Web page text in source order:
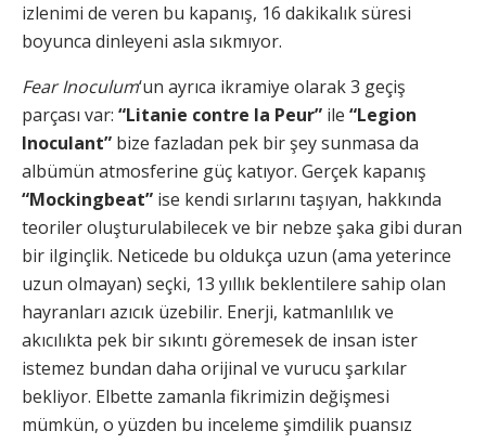
izlenimi de veren bu kapanış, 16 dakikalık süresi
boyunca dinleyeni asla sıkmıyor.
Fear Inoculum‘un ayrıca ikramiye olarak 3 geçiş
parçası var: “Litanie contre la Peur” ile “Legion
Inoculant” bize fazladan pek bir şey sunmasa da
albümün atmosferine güç katıyor. Gerçek kapanış
“Mockingbeat” ise kendi sırlarını taşıyan, hakkında
teoriler oluşturulabilecek ve bir nebze şaka gibi duran
bir ilginçlik. Neticede bu oldukça uzun (ama yeterince
uzun olmayan) seçki, 13 yıllık beklentilere sahip olan
hayranları azıcık üzebilir. Enerji, katmanlılık ve
akıcılıkta pek bir sıkıntı göremesek de insan ister
istemez bundan daha orijinal ve vurucu şarkılar
bekliyor. Elbette zamanla fikrimizin değişmesi
mümkün, o yüzden bu inceleme şimdilik puansız